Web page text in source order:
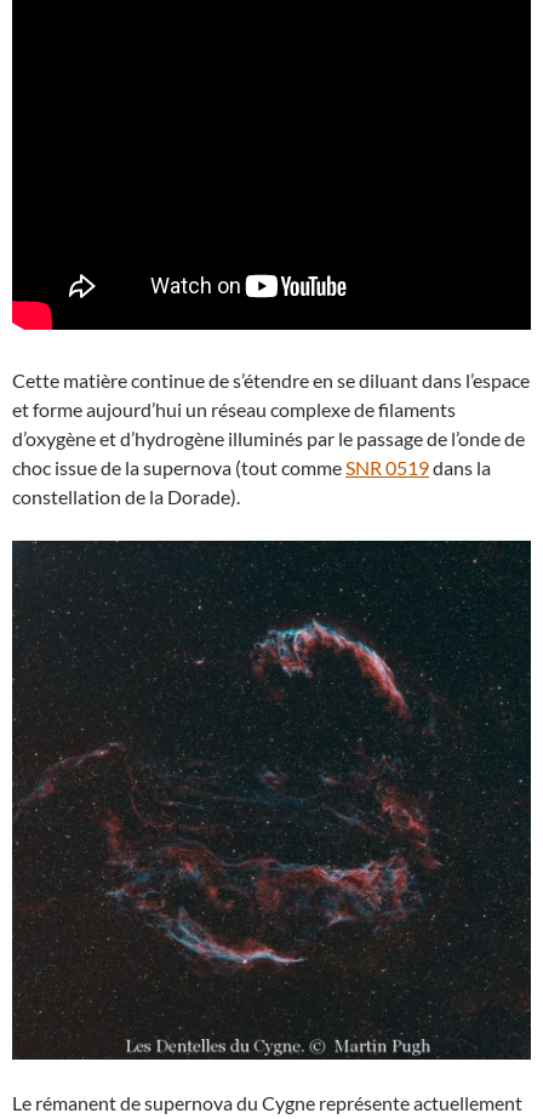
Cette matière continue de s’étendre en se diluant dans l’espace
et forme aujourd’hui un réseau complexe de filaments
d’oxygène et d’hydrogène illuminés par le passage de l’onde de
choc issue de la supernova (tout commeSNR 0519dans la
constellation de la Dorade).
Le rémanent de supernova du Cygne représente actuellement